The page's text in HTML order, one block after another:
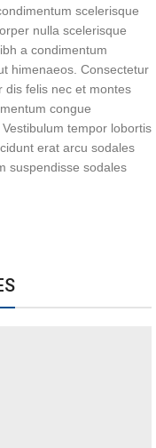
scelerisque
nulla scelerisque
a condimentum
himenaeos. Consectetur
dis felis nec et montes
congue
tempor lobortis
erat arcu sodales
suspendisse sodales